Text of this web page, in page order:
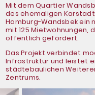
Mit dem Quartier
des ehemaligen
Hamburg-Wandsbek ein
mit 125 Mietwohnungen,
öffentlich gefördert.
Das Projekt verbindet
Infrastruktur und leistet
städtebaulichen
Zentrums.